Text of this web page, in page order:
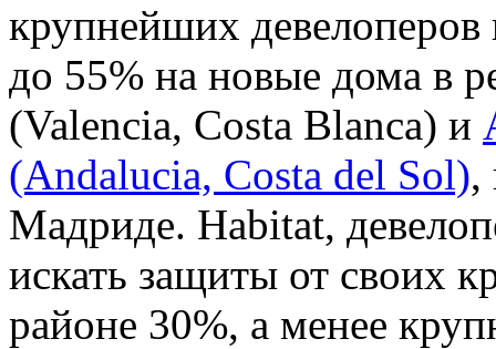
крупнейших девелоперов
до 55% на новые дома в
(Valencia, Costa Blanca) и
(Andalucia, Costa del Sol),
Мадриде. Habitat,
искать защиты от своих
районе 30%, а менее